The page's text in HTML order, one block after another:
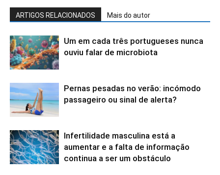
ARTIGOS RELACIONADOS Mais do autor
Um em cada três portugueses nunca
ouviu falar de microbiota
Pernas pesadas no verão: incómodo
passageiro ou sinal de alerta?
Infertilidade masculina está a
aumentar e a falta de informação
continua a ser um obstáculo